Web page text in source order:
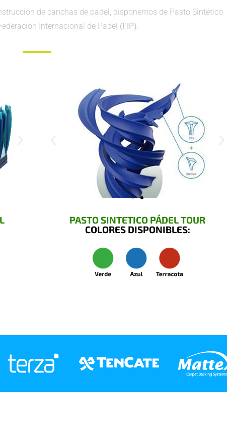
de canchas de pádel, disponemos de Pasto Sintético
Internacional de Padel (FIP).
PASTO SINTETICO PÁDEL TOUR
COLORES DISPONIBLES: